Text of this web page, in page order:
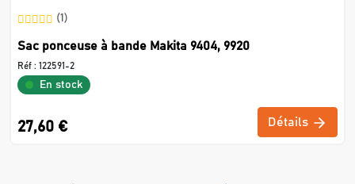
(1)
Sac ponceuse à bande Makita 9404, 9920
Réf : 122591-2
En stock
27,60 € Détails